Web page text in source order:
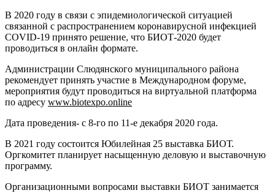
В 2020 году в связи с эпидемиологической ситуацией
связанной с распространением коронавирусной инфекцией
COVID-19 принято решение, что БИОТ-2020 будет
проводиться в онлайн формате.
Администрации Слюдянского муниципального района
рекомендует принять участие в Международном форуме,
мероприятия будут проводиться на виртуальной платформа
по адресу www.biotexpo.online
Дата проведения- с 8-го по 11-е декабря 2020 года.
В 2021 году состоится Юбилейная 25 выставка БИОТ.
Оргкомитет планирует насыщенную деловую и выставочную
программу.
Организационными вопросами выставки БИОТ занимается